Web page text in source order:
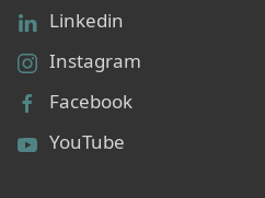
Linkedin
Instagram
Facebook
YouTube